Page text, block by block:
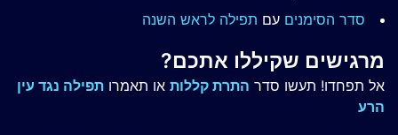
סדר הסימנים עם תפילה לראש השנה
מרגישים שקיללו אתכם?
אל תפחדו! תעשו סדר התרת קללות או תאמרו תפילה נגד עין
הרע